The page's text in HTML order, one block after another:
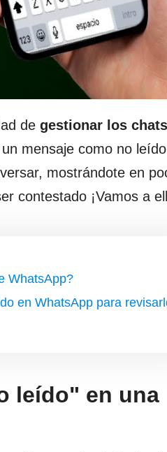
de gestionar los
mensaje como no
mostrándote en
contestado ¡Vamos a
WhatsApp?
en WhatsApp para
leído" en una